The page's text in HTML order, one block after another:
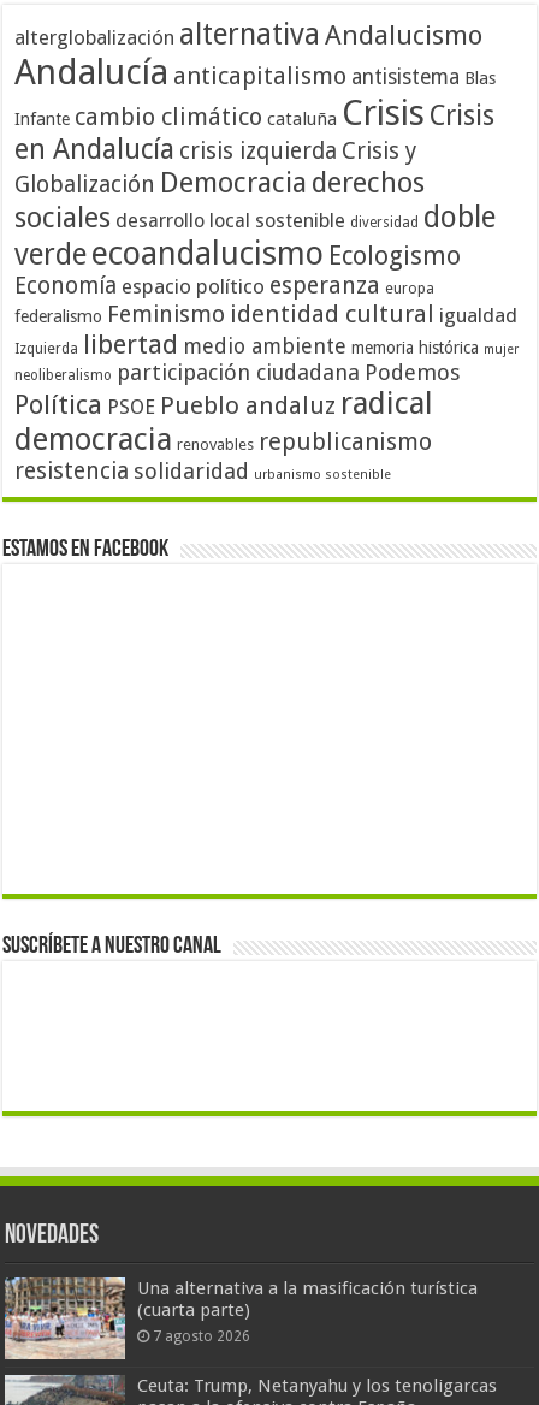
alterglobalización alternativa Andalucismo
Andalucía anticapitalismo antisistema Blas
Infante cambio climático cataluña Crisis Crisis
en Andalucía crisis izquierda Crisis y
Globalización Democracia derechos
sociales desarrollo local sostenible diversidad doble
verdeecoandalucismo Ecologismo
Economía espacio político esperanza europa
federalismo Feminismo identidad cultural igualdad
Izquierda libertad medio ambiente memoria histórica mujer
neoliberalismo participación ciudadana Podemos
Política PSOE Pueblo andaluz radical
democracia renovables republicanismo
resistencia solidaridad urbanismo sostenible
Estamos en Facebook
Suscríbete a nuestro canal
Novedades
Una alternativa a la masificación turística
(cuarta parte)
7 agosto 2026
Ceuta: Trump, Netanyahu y los tenoligarcas